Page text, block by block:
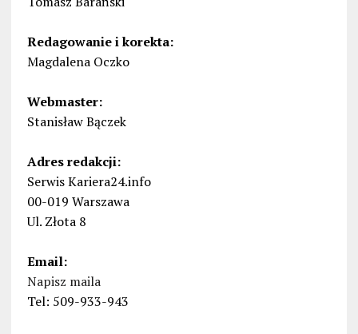
Redagowanie i korekta:
Magdalena Oczko
Webmaster:
Stanisław Bączek
Adres redakcji:
Serwis Kariera24.info
00-019 Warszawa
Ul. Złota 8
Email:
Napisz maila
Tel: 509-933-943